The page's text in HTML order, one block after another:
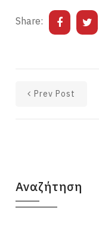
Share:
Prev Post
Αναζήτηση